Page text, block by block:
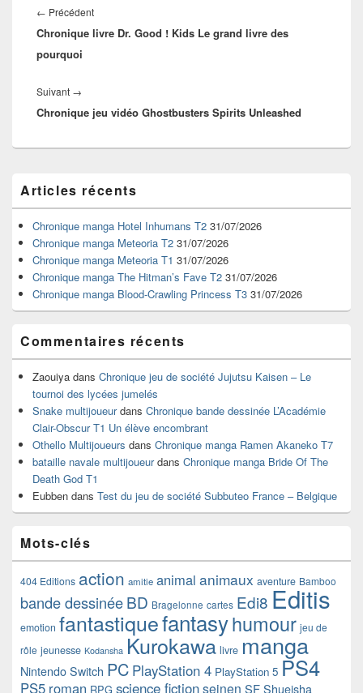
de
l’article
← PrécédentArticle
précédent :
Chronique livre Dr. Good ! Kids Le grand livre des
pourquoi
Suivant →
suivant :
Chronique jeu vidéo Ghostbusters Spirits Unleashed
principale
de
widget
pour
barre
latérale
Articles récents
Chronique manga Hotel Inhumans T2 31/07/2026
Chronique manga Meteoria T2 31/07/2026
Chronique manga Meteoria T1 31/07/2026
Chronique manga The Hitman’s Fave T2 31/07/2026
Chronique manga Blood-Crawling Princess T3 31/07/2026
Commentaires récents
Zaouiya dans Chronique jeu de société Jujutsu Kaisen – Le
tournoi des lycées jumelés
Snake multijoueurdans Chronique bande dessinée L’Académie
Clair-Obscur T1 Un élève encombrant
Othello Multijoueurs dans Chronique manga Ramen Akaneko T7
bataille navale multijoueurdans Chronique manga Bride Of The
Death God T1
Eubben dans Test du jeu de société Subbuteo France – Belgique
Mots-clés
404 Editions action amitie animal animaux aventure Bamboo
bande dessinéeBD Bragelonne cartes Edi8 Editis
emotion fantastiquefantasyhumour jeu de
rôle jeunesse Kodansha Kurokawa livre manga
Nintendo Switch PC PlayStation 4 PlayStation 5 PS4
PS5 roman RPG science fictionseinen SF Shueisha